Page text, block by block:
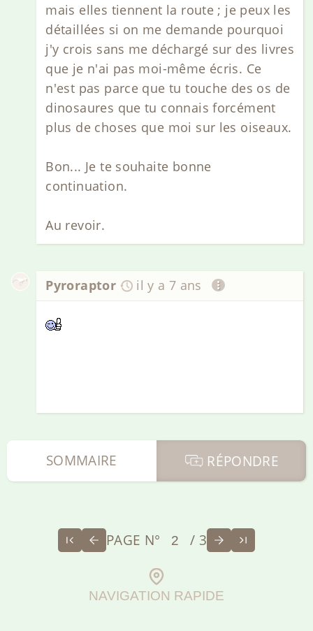
mais elles tiennent la route ; je peux les
détaillées si on me demande pourquoi
j'y crois sans me déchargé sur des livres
que je n'ai pas moi-même écris. Ce
n'est pas parce que tu touche des os de
dinosaures que tu connais forcément
plus de choses que moi sur les oiseaux.
Bon... Je te souhaite bonne
continuation.
Au revoir.
Pyroraptor il y a 7 ans
RÉPONDRE
SOMMAIRE
PAGE N° / 3
NAVIGATION RAPIDE